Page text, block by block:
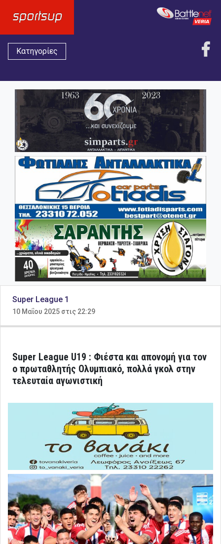
Κατηγορίες
Super League 1
10 Μαΐου 2025 στις 22:29
Super League U19 : Φιέστα και απονομή για τον
ο πρωταθλητής Ολυμπιακό, πολλά γκολ στην
τελευταία αγωνιστική